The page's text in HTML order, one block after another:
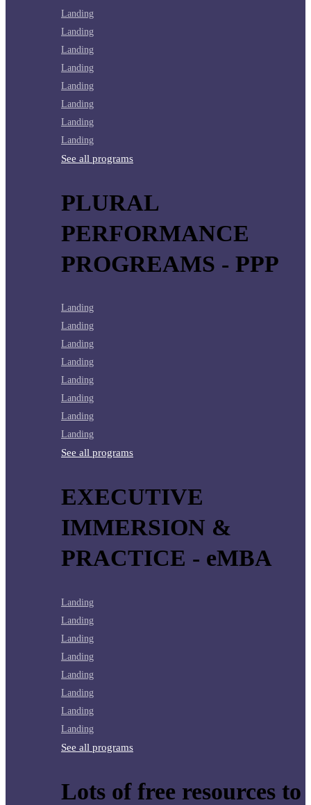
Landing
Landing
Landing
Landing
Landing
Landing
Landing
Landing
See all programs
PLURAL
PERFORMANCE
PROGREAMS - PPP
Landing
Landing
Landing
Landing
Landing
Landing
Landing
Landing
See all programs
EXECUTIVE
IMMERSION &
PRACTICE - eMBA
Landing
Landing
Landing
Landing
Landing
Landing
Landing
Landing
See all programs
Lots of free resources to